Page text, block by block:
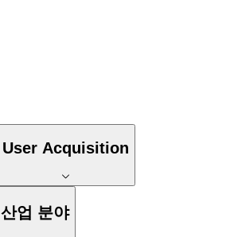
User Acquisition
산업 분야